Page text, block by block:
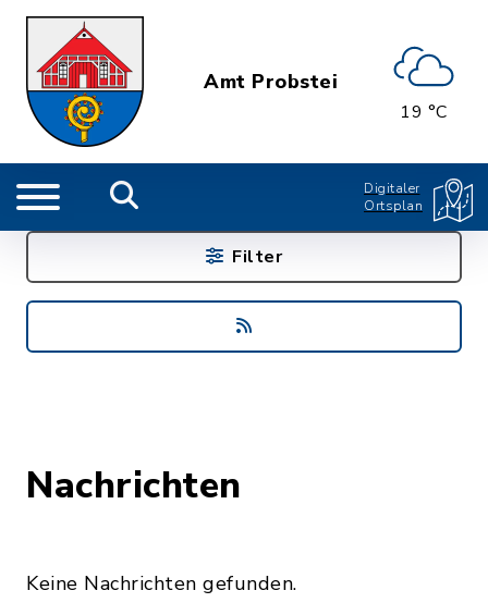
Amt Probstei
19 °C
Digitaler
Ortsplan
Nachrichten
Keine Nachrichten gefunden.
Filter